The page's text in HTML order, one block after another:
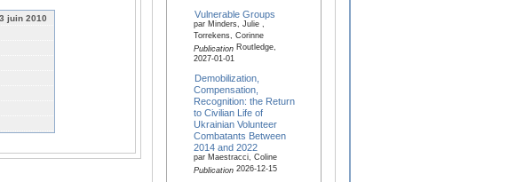
juin 2010
Vulnerable Groups
par Minders, Julie ,
Torrekens, Corinne
PublicationRoutledge,
2027-01-01
Demobilization,
Compensation,
Recognition: the Return
to Civilian Life of
Ukrainian Volunteer
Combatants Between
2014 and 2022
par Maestracci, Coline
Publication2026-12-15